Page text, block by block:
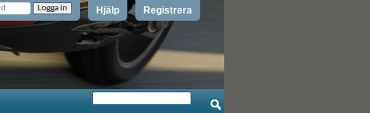
Registrera
Hjälp